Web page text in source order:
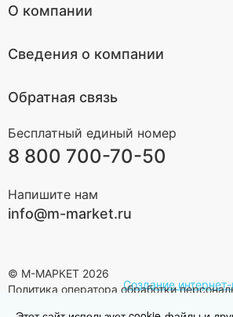
О компании
Сведения о компании
Обратная связь
Бесплатный единый номер
8 800 700-70-50
Напишите нам
info@m-market.ru
© М-МАРКЕТ 2026
Политика оператора обработки
Создание